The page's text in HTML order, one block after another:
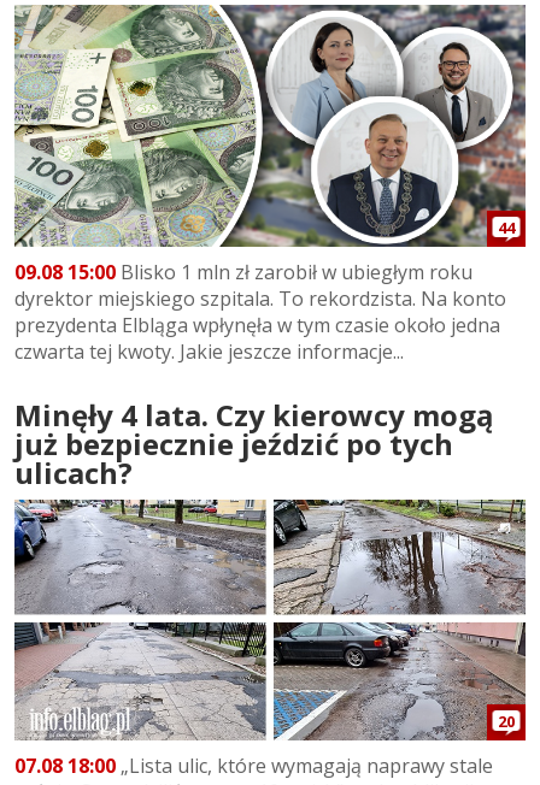
44
09.08 15:00 Blisko 1 mln zł zarobił w ubiegłym roku
dyrektor miejskiego szpitala. To rekordzista. Na konto
prezydenta Elbląga wpłynęła w tym czasie około jedna
czwarta tej kwoty. Jakie jeszcze informacje...
Minęły 4 lata. Czy kierowcy mogą
już bezpiecznie jeździć po tych
ulicach?
20
07.08 18:00 „Lista ulic, które wymagają naprawy stale